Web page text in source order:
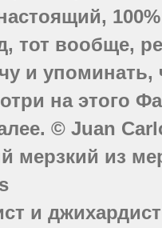
тот вообще,
и
на этого
© Juan
мерзкий из
и